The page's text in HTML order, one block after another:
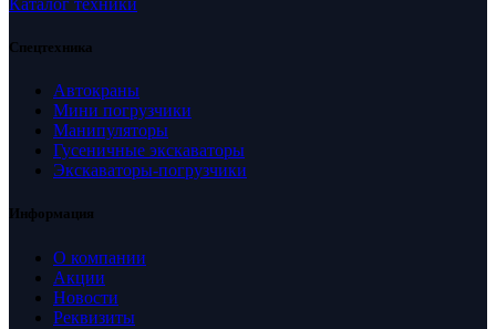
Каталог техники
Спецтехника
Автокраны
Мини погрузчики
Манипуляторы
Гусеничные экскаваторы
Экскаваторы-погрузчики
Информация
О компании
Акции
Новости
Реквизиты